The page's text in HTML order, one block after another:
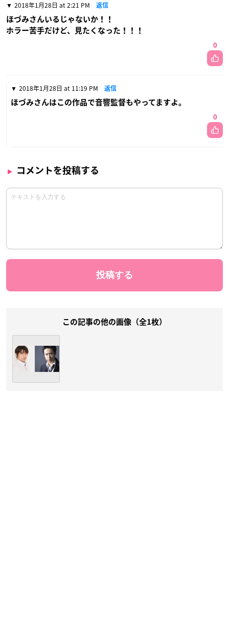
2018年1月28日 at 2:21 PM 返信
ほづみさんいるじゃないか！！
ホラー苦手だけど、見たくなった！！！
0
2018年1月28日 at 11:19 PM 返信
ほづみさんはこの作品で音響監督もやってますよ。
0
コメントを投稿する
この記事の他の画像（全1枚）